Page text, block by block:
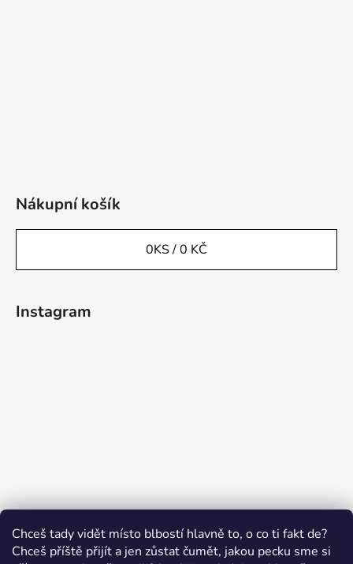
Chceš tady vidět místo blbostí hlavně to, o co ti fakt de?
Chceš příště přijít a jen zůstat čumět, jakou pecku sme si
Nákupní košík
0KS /0 KČ
Instagram